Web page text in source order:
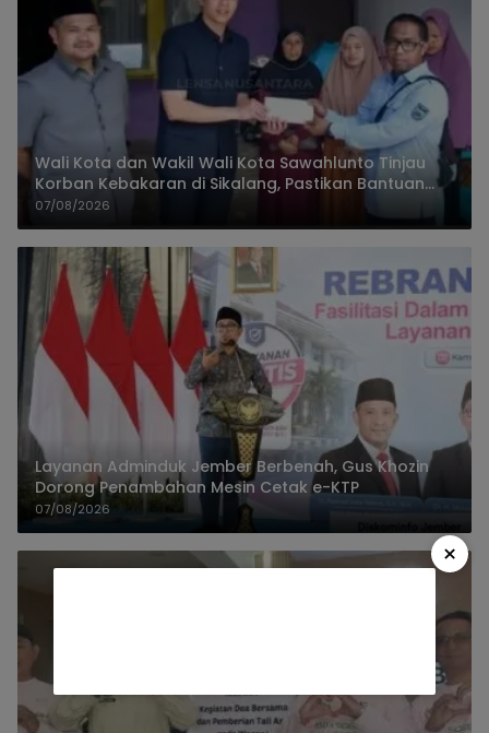
Wali Kota dan Wakil Wali Kota Sawahlunto Tinjau
Korban Kebakaran di Sikalang, Pastikan Bantuan
dan Perkuat Mitigasi Bencana
07/08/2026
Layanan Adminduk Jember Berbenah, Gus Khozin
Dorong Penambahan Mesin Cetak e-KTP
07/08/2026
×